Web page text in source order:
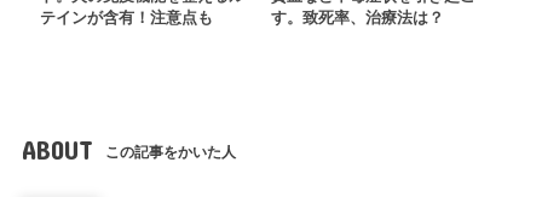
テインが含有！注意点も
す。致死率、治療法は？
ABOUT この記事をかいた人